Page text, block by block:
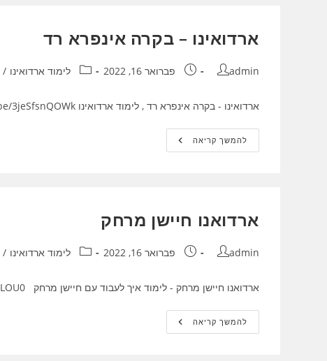
ארדואינו – בקרה אינפרא רד
מחבר:
admin פורסם:פברואר 16, 2022 קטגוריה:לימוד ארדואינו /
ארדואינו - בקרה אינפרא רד , לימוד ארדואינו https://youtu.be/3jeSfsnQOWk
להמשך קריאהארדואינו
–
ארדואנו חיישן מרחק
מחבר:
admin פורסם:פברואר 16, 2022 קטגוריה:לימוד ארדואינו /
ארדואנו חיישן מרחק - לימוד איך לעבוד עם חיישן מרחק https://youtu.be/Lx7KEaRLOU0
להמשך קריאהארדואנו
חיישן